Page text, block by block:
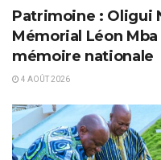
Patrimoine : Oligui
Mémorial Léon
mémoire nationale
4 AOÛT 2026